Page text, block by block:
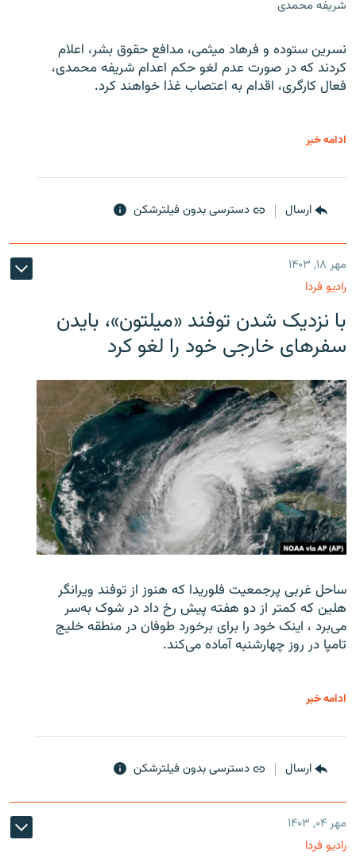
شریفه محمدی
نسرین ستوده و فرهاد میثمی، مدافع حقوق بشر، اعلام
کردند که در صورت عدم لغو حکم اعدام شریفه محمدی،
فعال کارگری، اقدام به اعتصاب غذا خواهند کرد.
ادامه خبر
ارسال دسترسی بدون فیلترشکن
مهر ۱۸, ۱۴۰۳
رادیو فردا
با نزدیک شدن توفند «میلتون»، بایدن
سفرهای خارجی خود را لغو کرد
ساحل غربی پرجمعیت فلوریدا که هنوز از توفند ویرانگر
هلین که کمتر از دو هفته پیش رخ داد در شوک به‌سر
می‌برد ، اینک خود را برای برخورد طوفان در منطقه خلیج
تامپا در روز چهارشنبه آماده می‌کند.
ادامه خبر
ارسال دسترسی بدون فیلترشکن
مهر ۰۴, ۱۴۰۳
رادیو فردا